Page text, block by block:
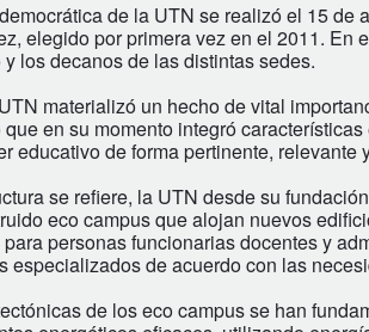
de la UTN se realizó el 15
elegido por primera vez en el 2011.
los decanos de las distintas sedes.
materializó un hecho de vital
en su momento integró
educativo de forma pertinente,
se refiere, la UTN desde su
eco campus que alojan nuevos
personas funcionarias docentes y
especializados de acuerdo con las
de los eco campus se han